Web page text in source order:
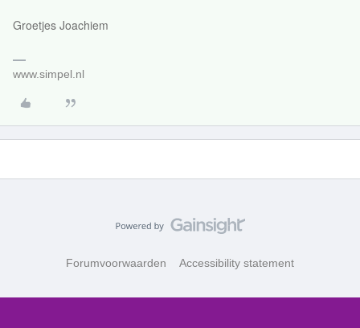
Groetjes Joachiem
www.simpel.nl
Forumvoorwaarden Accessibility statement